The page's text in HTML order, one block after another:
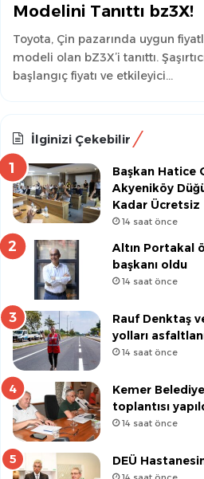
Modelini Tanıttı bz3X!
Toyota, Çin pazarında uygun
modeli olan bZ3X’i tanıttı.
başlangıç fiyatı ve etkileyici…
İlginizi Çekebilir
Başkan Hatice
Akyeniköy
Kadar Ücretsiz
14 saat önce
Altın Portakal
başkanı oldu
14 saat önce
Rauf Denktaş
yolları
14 saat önce
Kemer
toplantısı
14 saat önce
DEÜ